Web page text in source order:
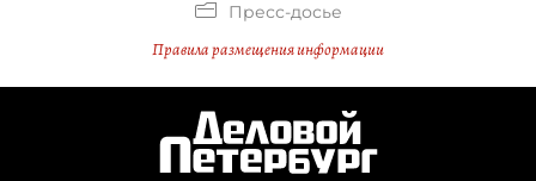
Пресс-досье
Правила размещения информации